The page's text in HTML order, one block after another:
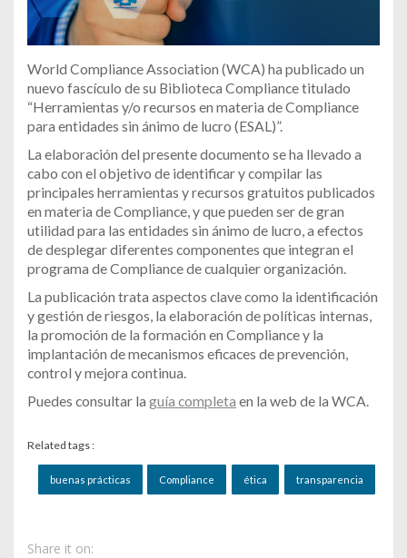
World Compliance Association (WCA) ha publicado un
nuevo fascículo de su Biblioteca Compliance titulado
“Herramientas y/o recursos en materia de Compliance
para entidades sin ánimo de lucro (ESAL)”.
La elaboración del presente documento se ha llevado a
cabo con el objetivo de identificar y compilar las
principales herramientas y recursos gratuitos publicados
en materia de Compliance, y que pueden ser de gran
utilidad para las entidades sin ánimo de lucro, a efectos
de desplegar diferentes componentes que integran el
programa de Compliance de cualquier organización.
La publicación trata aspectos clave como la identificación
y gestión de riesgos, la elaboración de políticas internas,
la promoción de la formación en Compliance y la
implantación de mecanismos eficaces de prevención,
control y mejora continua.
Puedes consultar la guía completa en la web de la WCA.
Related tags :
buenas prácticas Compliance ética transparencia
Share it on: